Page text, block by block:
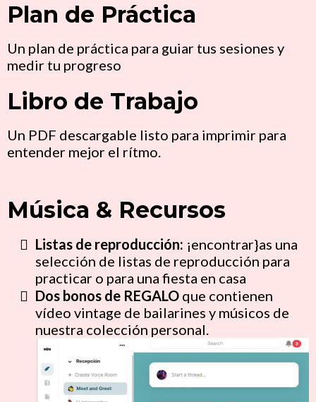
Plan de Práctica
Un plan de práctica para guiar tus sesiones y
medir tu progreso
Libro de Trabajo
Un PDF descargable listo para imprimir para
entender mejor el rítmo.
Música & Recursos
Listas de reproducción: ¡encontrar}as una
selección de listas de reproducción para
practicar o para una fiesta en casa
Dos bonos de REGALO que contienen
vídeo vintage de bailarines y músicos de
nuestra colección personal.